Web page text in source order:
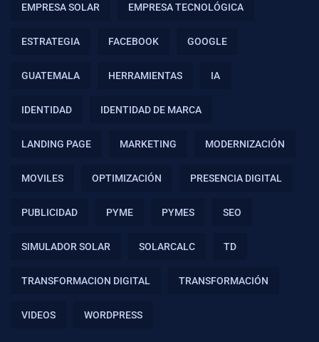
EMPRESA SOLAR EMPRESA TECNOLÓGICA
ESTRATEGIA FACEBOOK GOOGLE
GUATEMALA HERRAMIENTAS IA
IDENTIDAD IDENTIDAD DE MARCA
LANDING PAGE MARKETING MODERNIZACIÓN
MOVILES OPTIMIZACIÓN PRESENCIA DIGITAL
PUBLICIDAD PYME PYMES SEO
SIMULADOR SOLAR SOLARCALC TD
TRANSFORMACION DIGITAL TRANSFORMACIÓN
VIDEOS WORDPRESS